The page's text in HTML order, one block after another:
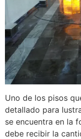
Uno de los pisos
detallado para
se encuentra en la
debe recibir la